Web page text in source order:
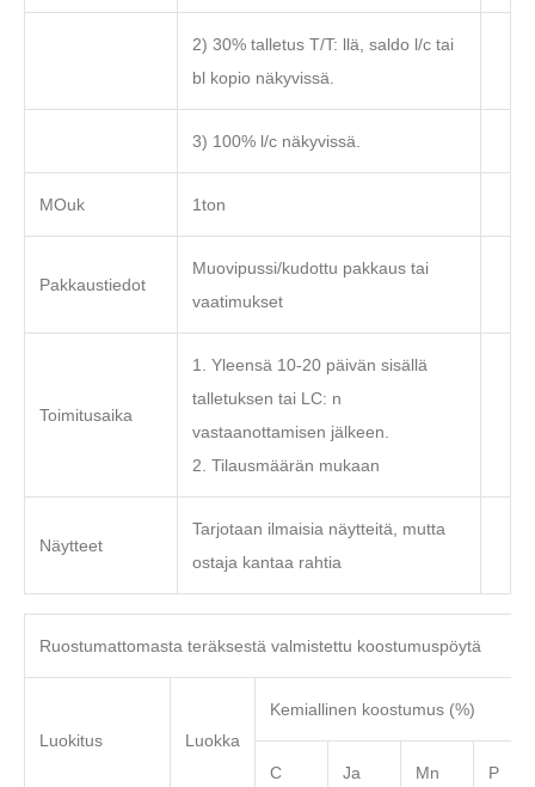
2) 30% talletus T/T: llä, saldo l/c tai
bl kopio näkyvissä.
3) 100% l/c näkyvissä.
MOuk 1ton
Pakkaustiedot
Muovipussi/kudottu pakkaus tai
vaatimukset
Toimitusaika
1. Yleensä 10-20 päivän sisällä
talletuksen tai LC: n
vastaanottamisen jälkeen.
2. Tilausmäärän mukaan
Näytteet
Tarjotaan ilmaisia näytteitä, mutta
ostaja kantaa rahtia
Ruostumattomasta teräksestä valmistettu koostumuspöytä
Luokitus Luokka
Kemiallinen koostumus (%)
C Ja Mn P